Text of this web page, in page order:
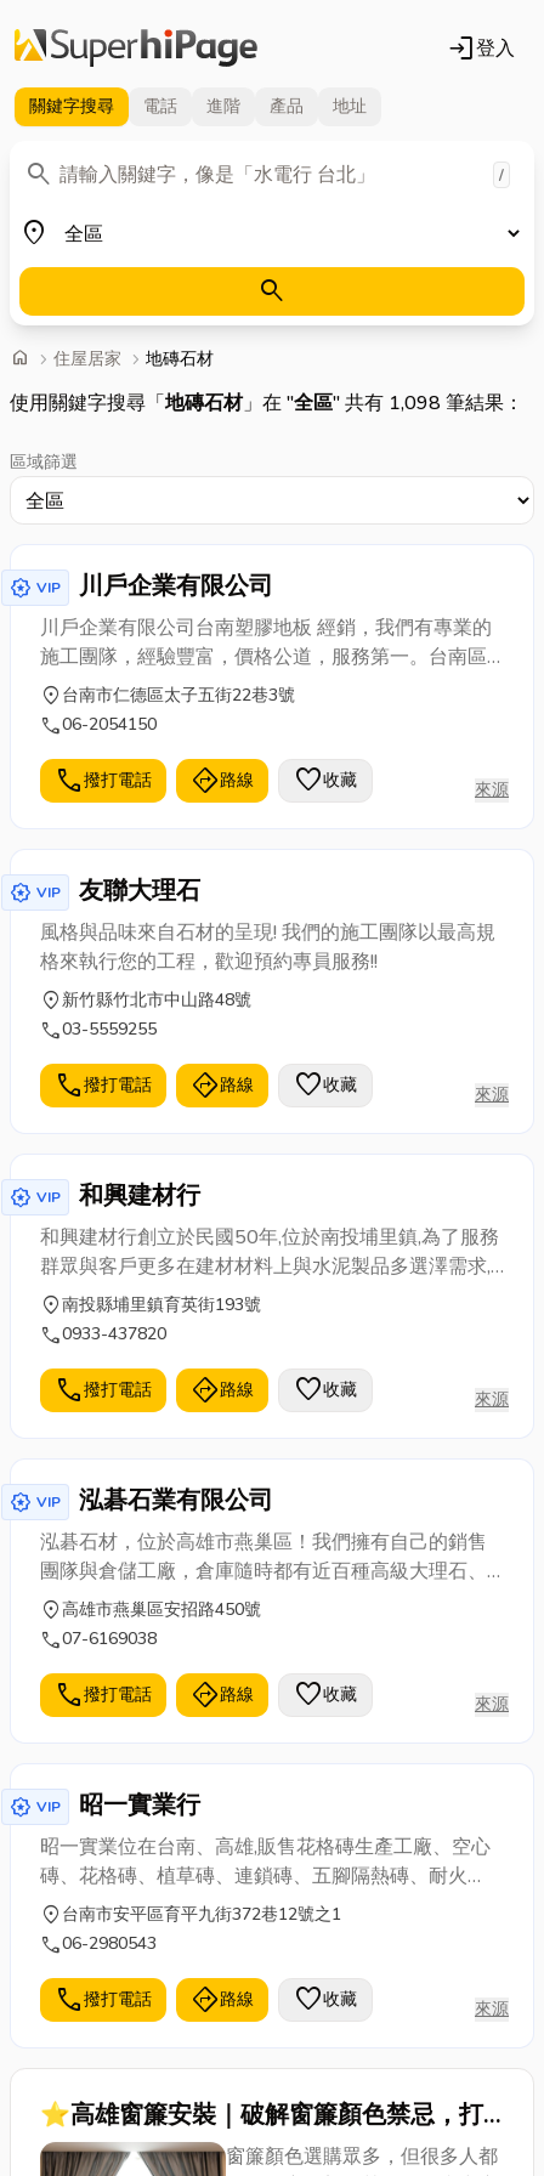
login登入
關鍵字搜尋 電話 進階 產品 地址
search
關鍵字 /
place
地區
search
home 首頁
chevron_right 住屋居家 chevron_right 地磚石材
使用關鍵字搜尋「地磚石材」在 "全區" 共有 1,098 筆結果：
區域篩選
award_star VIP 川戶企業有限公司
川戶企業有限公司台南塑膠地板 經銷，我們有專業的
施工團隊，經驗豐富，價格公道，服務第一。台南區
代理經銷商，專營塑膠地磚、地毯、窗簾、壁紙、經
銷買賣、規劃設計、施工安裝...等，提供優質化服務，
好做滿，塑膠地板台南第一選擇，滿足客戶需求。
location_on 台南市仁德區太子五街22巷3號
call06-2054150
call撥打電話 directions路線 favorite收藏 來源
award_star VIP 友聯大理石
風格與品味來自石材的呈現! 我們的施工團隊以最高規
格來執行您的工程，歡迎預約專員服務!!
location_on新竹縣竹北市中山路48號
call03-5559255
call撥打電話 directions路線 favorite收藏 來源
award_star VIP 和興建材行
和興建材行創立於民國50年,位於南投埔里鎮,為了服務
群眾與客戶更多在建材材料上與水泥製品多選澤需求,
代理各大國產磁磚、三洋磁磚、黃山石磁磚、進口高
級磁磚、抿石子天然色石、鵝卵石、優泥黏劑抿石
手台、水泥管、水井管、蓄水池、空心磚、連鎖磚、
路沿石、植草磚、花台圍牆磚、高壓涵管、鍍鋅格柵
及各種水泥製品批發零售！
location_on南投縣埔里鎮育英街193號
call0933-437820
call撥打電話 directions路線 favorite收藏 來源
award_star VIP 泓碁石業有限公司
泓碁石材，位於高雄市燕巢區！我們擁有自己的銷售
團隊與倉儲工廠，倉庫隨時都有近百種高級大理石、
化石和洞石可供大家選擇，高雄大理石,高雄石材,高雄
大理石工廠,大理石工廠,室內裝潢設計高雄石材切割、
location_on高雄市燕巢區安招路450號
call07-6169038
call撥打電話 directions路線 favorite收藏 來源
award_star VIP 昭一實業行
昭一實業位在台南、高雄,販售花格磚生產工廠、空心
磚、花格磚、植草磚、連鎖磚、五腳隔熱磚、耐火
磚、水泥瓦、空心磚、水泥花磚、磨石磚
location_on 台南市安平區育平九街372巷12號之1
call06-2980543
call撥打電話 directions路線 favorite收藏 來源
⭐高雄窗簾安裝｜破解窗簾顏色禁忌，打
造完美居家風格！窗簾顏色選購指南都在
窗簾顏色選購眾多，但很多人都